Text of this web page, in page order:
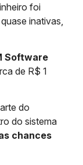
foi
inativas,
Software
de R$ 1
do
do sistema
chances